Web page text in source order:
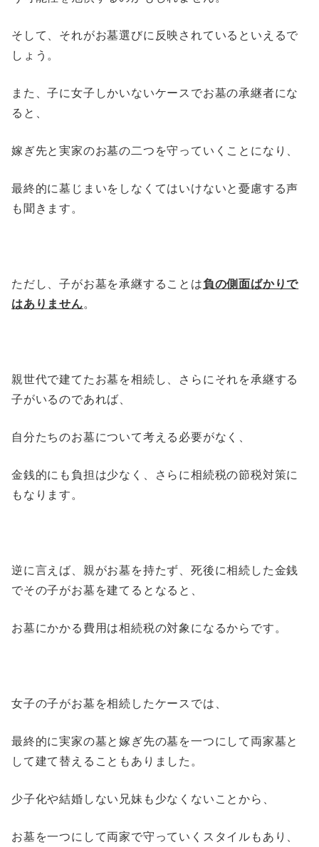
そして、それがお墓選びに反映されているといえるで
しょう。
また、子に女子しかいないケースでお墓の承継者にな
ると、
嫁ぎ先と実家のお墓の二つを守っていくことになり、
最終的に墓じまいをしなくてはいけないと憂慮する声
も聞きます。
ただし、子がお墓を承継することは負の側面ばかりで
はありません。
親世代で建てたお墓を相続し、さらにそれを承継する
子がいるのであれば、
自分たちのお墓について考える必要がなく、
金銭的にも負担は少なく、さらに相続税の節税対策に
もなります。
逆に言えば、親がお墓を持たず、死後に相続した金銭
でその子がお墓を建てるとなると、
お墓にかかる費用は相続税の対象になるからです。
女子の子がお墓を相続したケースでは、
最終的に実家の墓と嫁ぎ先の墓を一つにして両家墓と
して建て替えることもありました。
少子化や結婚しない兄妹も少なくないことから、
お墓を一つにして両家で守っていくスタイルもあり、